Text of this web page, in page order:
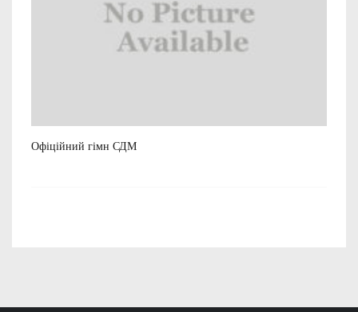
Офіційний гімн СДМ